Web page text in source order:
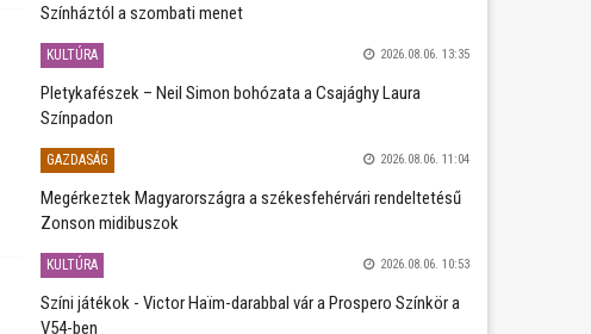
Színháztól a szombati menet
KULTÚRA 2026.08.06. 13:35
Pletykafészek – Neil Simon bohózata a Csajághy Laura
Színpadon
GAZDASÁG 2026.08.06. 11:04
Megérkeztek Magyarországra a székesfehérvári rendeltetésű
Zonson midibuszok
KULTÚRA 2026.08.06. 10:53
Színi játékok - Victor Haïm-darabbal vár a Prospero Színkör a
V54-ben